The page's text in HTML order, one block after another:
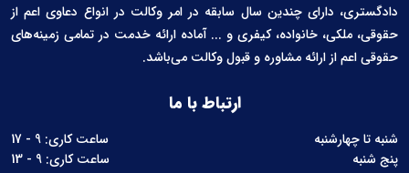
دادگستری، دارای چندین سال سابقه در امر وکالت در انواع دعاوی اعم از
حقوقی، ملکی، خانواده، کیفری و ... آماده ارائه خدمت در تمامی زمینه‌های
حقوقی اعم از ارائه مشاوره و قبول وکالت می‌باشد.
ارتباط با ما
شنبه تا چهارشنبه
ساعت کاری: 9 - 17
پنج شنبه
ساعت کاری: 9 - 13